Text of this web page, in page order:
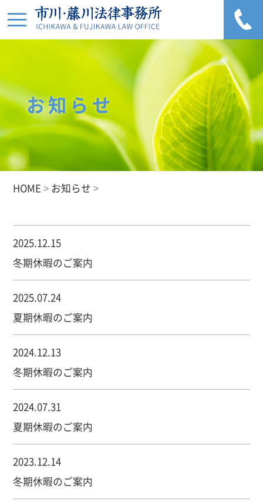
お知らせ
HOME > お知らせ >
2025.12.15
冬期休暇のご案内
2025.07.24
夏期休暇のご案内
2024.12.13
冬期休暇のご案内
2024.07.31
夏期休暇のご案内
2023.12.14
冬期休暇のご案内